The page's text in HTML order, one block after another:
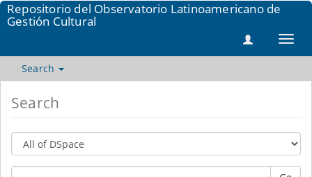
Repositorio del Observatorio Latinoamericano de
Gestión Cultural
Search
Search